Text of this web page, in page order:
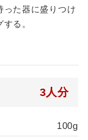
った器に盛りつけ
る。
3人分
100g